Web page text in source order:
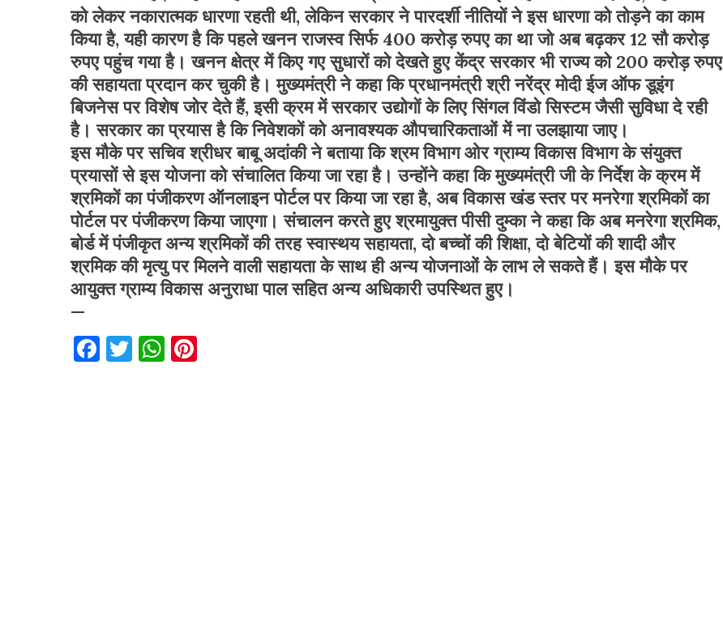
को लेकर नकारात्मक धारणा रहती थी, लेकिन सरकार ने पारदर्शी नीतियों ने इस धारणा को तोड़ने का काम
किया है, यही कारण है कि पहले खनन राजस्व सिर्फ 400 करोड़ रुपए का था जो अब बढ़कर 12 सौ करोड़
रुपए पहुंच गया है। खनन क्षेत्र में किए गए सुधारों को देखते हुए केंद्र सरकार भी राज्य को 200 करोड़ रुपए
की सहायता प्रदान कर चुकी है। मुख्यमंत्री ने कहा कि प्रधानमंत्री श्री नरेंद्र मोदी ईज ऑफ डूइंग
बिजनेस पर विशेष जोर देते हैं, इसी क्रम में सरकार उद्योगों के लिए सिंगल विंडो सिस्टम जैसी सुविधा दे रही
है। सरकार का प्रयास है कि निवेशकों को अनावश्यक औपचारिकताओं में ना उलझाया जाए।
इस मौके पर सचिव श्रीधर बाबू अदांकी ने बताया कि श्रम विभाग ओर ग्राम्य विकास विभाग के संयुक्त
प्रयासों से इस योजना को संचालित किया जा रहा है। उन्होंने कहा कि मुख्यमंत्री जी के निर्देश के क्रम में
श्रमिकों का पंजीकरण ऑनलाइन पोर्टल पर किया जा रहा है, अब विकास खंड स्तर पर मनरेगा श्रमिकों का
पोर्टल पर पंजीकरण किया जाएगा। संचालन करते हुए श्रमायुक्त पीसी दुम्का ने कहा कि अब मनरेगा श्रमिक,
बोर्ड में पंजीकृत अन्य श्रमिकों की तरह स्वास्थय सहायता, दो बच्चों की शिक्षा, दो बेटियों की शादी और
श्रमिक की मृत्यु पर मिलने वाली सहायता के साथ ही अन्य योजनाओं के लाभ ले सकते हैं। इस मौके पर
आयुक्त ग्राम्य विकास अनुराधा पाल सहित अन्य अधिकारी उपस्थित हुए।
—
Facebook
Twitter
WhatsApp